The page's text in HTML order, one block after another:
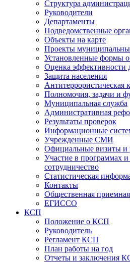
Структура
Руководители
Департаменты
Подведомственные
Объекты на карте
Проекты
Установленные формы
Оценка эффективности
Защита населения
Антитеррористическая
Полномочия, задачи и
Муниципальная служба
Административная
Результаты проверок
Информационные
Учрежденные СМИ
Официальные визиты и
Участие в программах
сотрудничество
Статистическая
Контакты
Общественная приемная
ЕГИССО
КСП
Положение о КСП
Руководитель
Регламент КСП
План работы на год
Отчеты и заключения